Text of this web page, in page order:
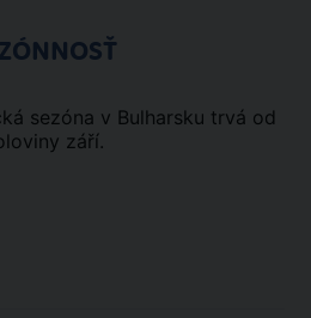
sezóna v Bulharsku trvá od
září.